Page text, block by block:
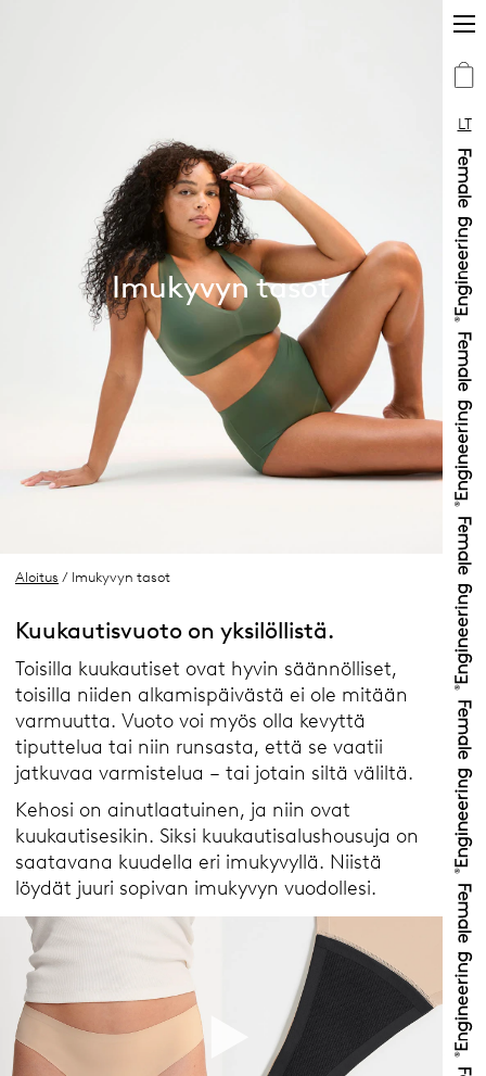
LT
Imukyvyn tasot
Aloitus / Imukyvyn tasot
Kuukautisvuoto on yksilöllistä.
Toisilla kuukautiset ovat hyvin säännölliset,
toisilla niiden alkamispäivästä ei ole mitään
varmuutta. Vuoto voi myös olla kevyttä
tiputtelua tai niin runsasta, että se vaatii
jatkuvaa varmistelua – tai jotain siltä väliltä.
Kehosi on ainutlaatuinen, ja niin ovat
kuukautisesikin. Siksi kuukautisalushousuja on
saatavana kuudella eri imukyvyllä. Niistä
löydät juuri sopivan imukyvyn vuodollesi.